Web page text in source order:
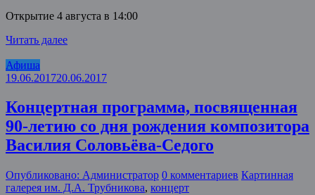
Открытие 4 августа в 14:00
Читать далее
Афиша
19.06.201720.06.2017
Концертная программа, посвященная
90-летию со дня рождения композитора
Василия Соловьёва-Седого
Опубликовано: Администратор 0 комментариев Картинная
галерея им. Д.А. Трубникова, концерт